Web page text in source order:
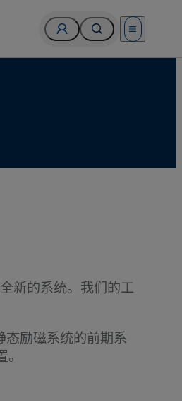
Open menu
新的系统。我们的工
态励磁系统的前期系